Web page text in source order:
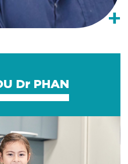
+
Dr PHAN